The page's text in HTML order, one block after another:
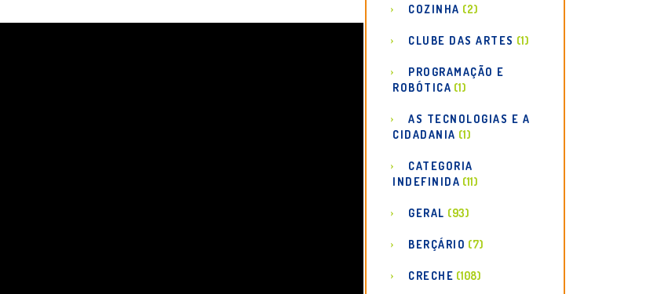
COZINHA (2)
CLUBE DAS ARTES (1)
PROGRAMAÇÃO E
ROBÓTICA (1)
AS TECNOLOGIAS E A
CIDADANIA (1)
CATEGORIA
INDEFINIDA (11)
GERAL (93)
BERÇÁRIO (7)
CRECHE (108)